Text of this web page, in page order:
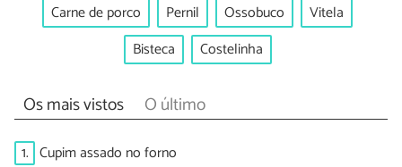
Carne de porco Pernil Ossobuco
Vitela
Bisteca
Costelinha
Os mais vistos O último
1. Cupim assado no forno